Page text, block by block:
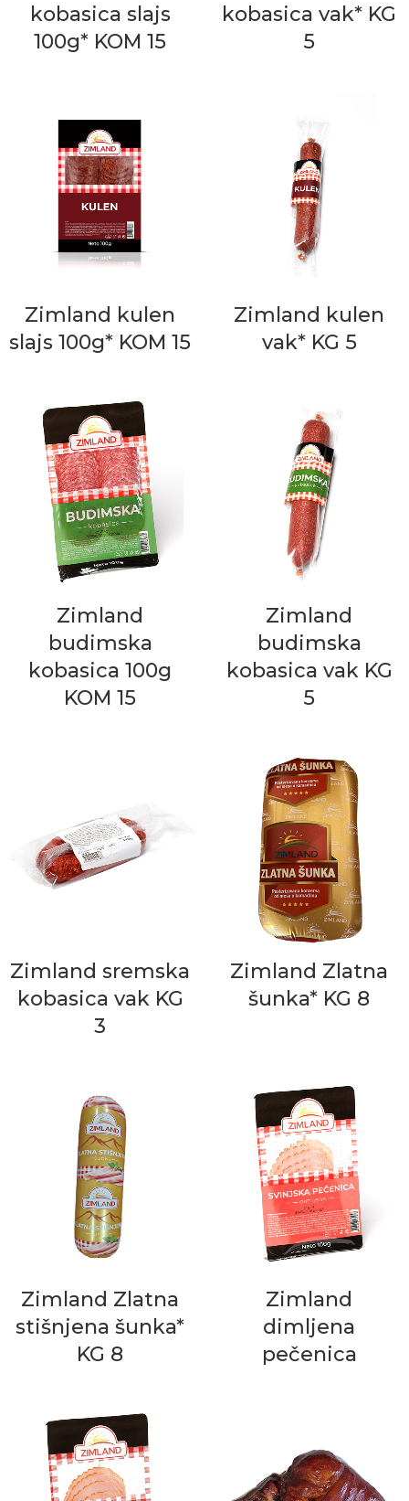
kobasica slajs
100g* KOM 15
kobasica vak* KG
5
Zimland kulen
slajs 100g* KOM 15
Zimland kulen
vak* KG 5
Zimland
budimska
kobasica 100g
KOM 15
Zimland
budimska
kobasica vak KG
5
Zimland sremska
kobasica vak KG
3
Zimland Zlatna
šunka* KG 8
Zimland Zlatna
stišnjena šunka*
KG 8
Zimland
dimljena
pečenica